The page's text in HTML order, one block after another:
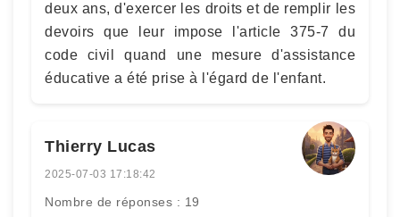
deux ans, d'exercer les droits et de remplir les
devoirs que leur impose l'article 375-7 du
code civil quand une mesure d'assistance
éducative a été prise à l'égard de l'enfant.
Thierry Lucas
2025-07-03 17:18:42
Nombre de réponses : 19